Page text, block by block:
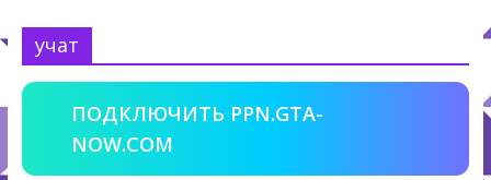
учат
ПОДКЛЮЧИТЬ PPN.GTA-
NOW.COM